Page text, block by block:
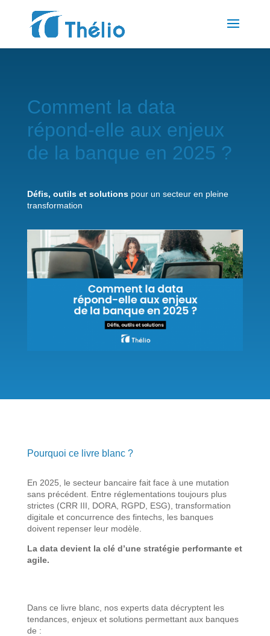
Comment la data
répond-elle aux enjeux
de la banque en 2025 ?
Défis, outils et solutionspour un secteur en pleine
transformation
Pourquoi ce livre blanc ?
En 2025, le secteur bancaire fait face à une mutation
sans précédent. Entre réglementations toujours plus
strictes (CRR III, DORA, RGPD, ESG), transformation
digitale et concurrence des fintechs, les banques
doivent repenser leur modèle.
La data devient la clé d’une stratégie performante et
agile.
Dans ce livre blanc, nos experts data décryptent les
tendances, enjeux et solutions permettant aux banques
de :